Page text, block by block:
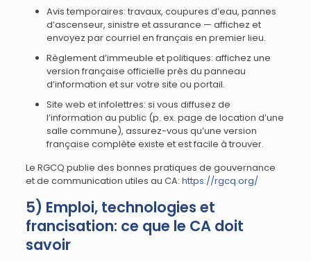
Avis temporaires: travaux, coupures d’eau, pannes
d’ascenseur, sinistre et assurance — affichez et
envoyez par courriel en français en premier lieu.
Règlement d’immeuble et politiques: affichez une
version française officielle près du panneau
d’information et sur votre site ou portail.
Site web et infolettres: si vous diffusez de
l’information au public (p. ex. page de location d’une
salle commune), assurez-vous qu’une version
française complète existe et est facile à trouver.
Le RGCQ publie des bonnes pratiques de gouvernance
et de communication utiles au CA: https://rgcq.org/
5) Emploi, technologies et
francisation: ce que le CA doit
savoir